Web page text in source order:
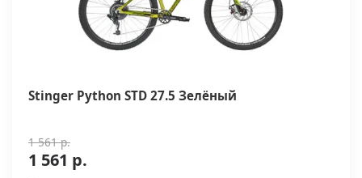
Stinger Python STD 27.5 Зелёный
1 561 р.
1 561 р.